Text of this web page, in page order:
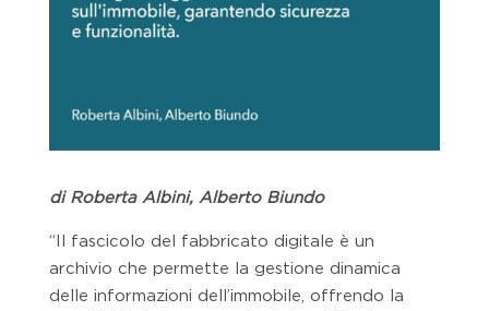
di Roberta Albini, Alberto Biundo
“Il fascicolo del fabbricato digitale è un
archivio che permette la gestione dinamica
delle informazioni dell’immobile, offrendo la